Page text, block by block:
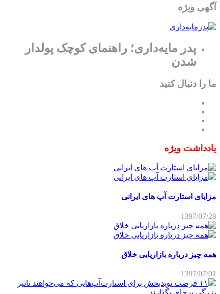
آگهی ویژه
پدر مایه‌داری؛ راهنمای کوچک پولدار
شدن
ما را دنبال کنید
یادداشت ویژه
مزایای استارت آپ های ایرانی
1397/07/28
همه چیز درباره بازاریابی خلاق
1397/07/01